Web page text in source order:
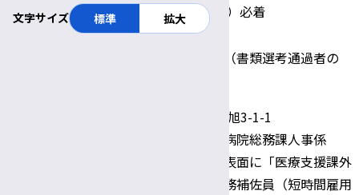
書類提出期限
令和7年2月28日（金）必着
一次選考：書類選考
二次選考：面接試験（書類選考通過者の
〒390-8621 松本市旭3-1-1
信州大学医学部附属病院総務課人事係
郵送の場合、封筒の表面に「医療支援課外
来予約センター 事務補佐員（短時間雇用
文字サイズ 標準 拡大